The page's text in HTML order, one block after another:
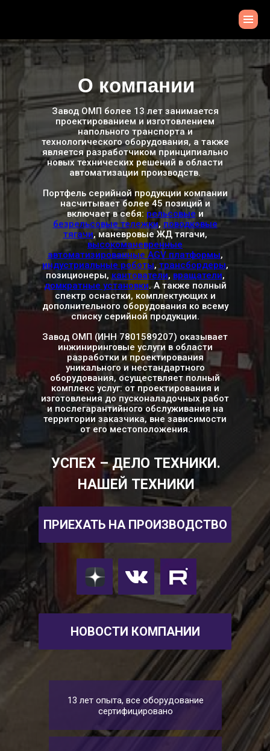
О компании
Завод ОМП более 13 лет занимается
проектированием и изготовлением
напольного транспорта и
технологического оборудования, а также
является разработчиком принципиально
новых технических решений в области
автоматизации производств.
Портфель серийной продукции компании
насчитывает более 45 позиций и
включает в себя: рельсовые и
безрельсовые тележки, поводковые
тягачи, маневровые ЖД тягачи,
высокоманевренные
автоматизированные AGV платформы,
индустриальные роботы, трансбордеры,
позиционеры, кантователи, вращатели,
домкратные установки. А также полный
спектр оснастки, комплектующих и
дополнительного оборудования ко всему
списку серийной продукции.
Завод ОМП (ИНН 7801589207) оказывает
инжиниринговые услуги в области
разработки и проектирования
уникального и нестандартного
оборудования, осуществляет полный
комплекс услуг: от проектирования и
изготовления до пусконаладочных работ
и послегарантийного обслуживания на
территории заказчика, вне зависимости
от его местоположения.
ПРИЕХАТЬ НА ПРОИЗВОДСТВО
НОВОСТИ КОМПАНИИ
УСПЕХ – ДЕЛО ТЕХНИКИ.
НАШЕЙ ТЕХНИКИ
13 лет опыта, все оборудование
сертифицировано